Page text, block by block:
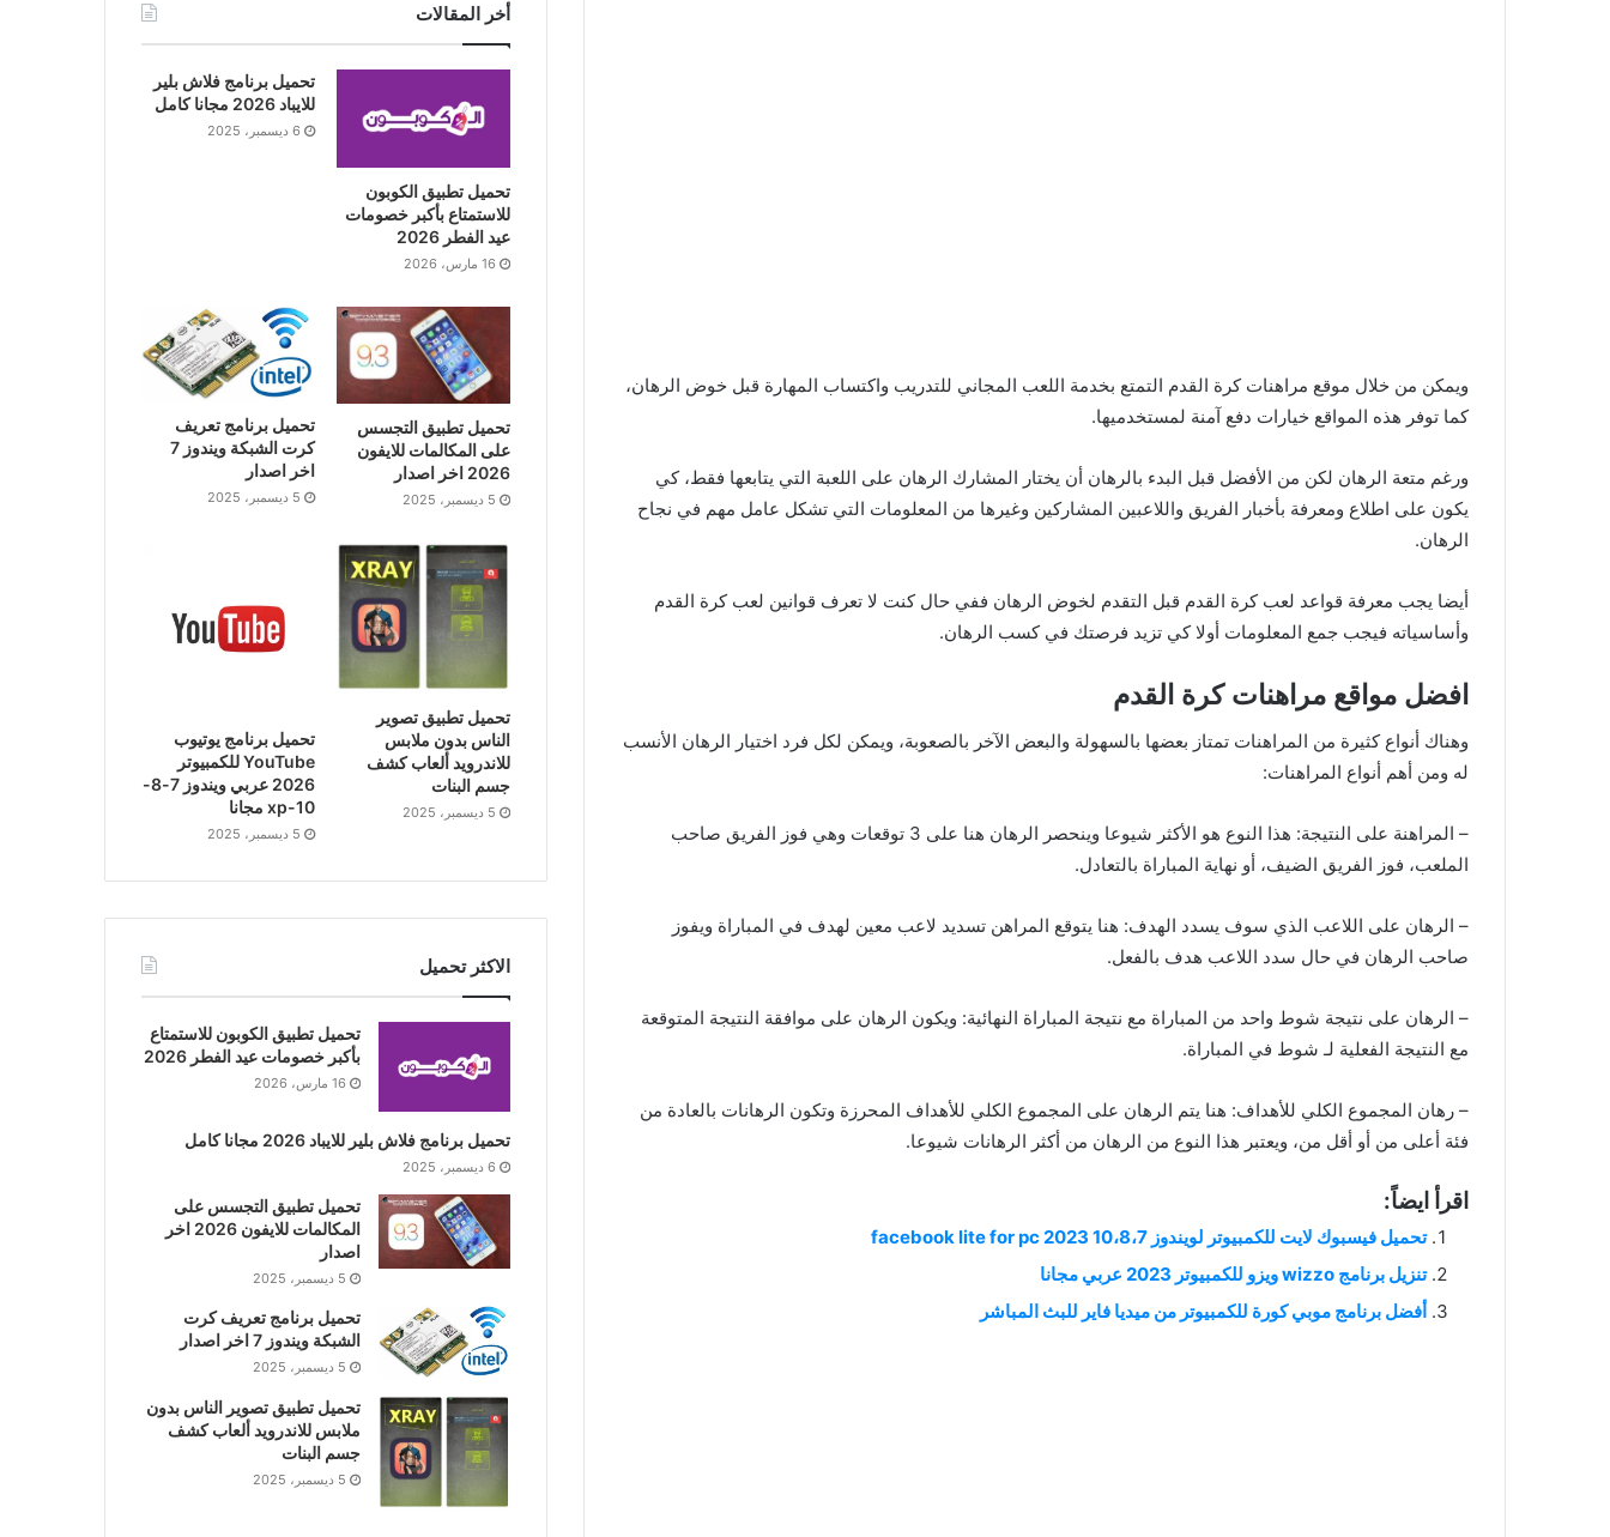
ويمكن من خلال موقع مراهنات كرة القدم التمتع بخدمة اللعب المجاني للتدريب واكتساب المهارة قبل خوض الرهان،
كما توفر هذه المواقع خيارات دفع آمنة لمستخدميها.
ورغم متعة الرهان لكن من الأفضل قبل البدء بالرهان أن يختار المشارك الرهان على اللعبة التي يتابعها فقط، كي
يكون على اطلاع ومعرفة بأخبار الفريق واللاعبين المشاركين وغيرها من المعلومات التي تشكل عامل مهم في نجاح
الرهان.
أيضا يجب معرفة قواعد لعب كرة القدم قبل التقدم لخوض الرهان ففي حال كنت لا تعرف قوانين لعب كرة القدم
وأساسياته فيجب جمع المعلومات أولا كي تزيد فرصتك في كسب الرهان.
افضل مواقع مراهنات كرة القدم
وهناك أنواع كثيرة من المراهنات تمتاز بعضها بالسهولة والبعض الآخر بالصعوبة، ويمكن لكل فرد اختيار الرهان الأنسب
له ومن أهم أنواع المراهنات:
– المراهنة على النتيجة: هذا النوع هو الأكثر شيوعا وينحصر الرهان هنا على 3 توقعات وهي فوز الفريق صاحب
الملعب، فوز الفريق الضيف، أو نهاية المباراة بالتعادل.
– الرهان على اللاعب الذي سوف يسدد الهدف: هنا يتوقع المراهن تسديد لاعب معين لهدف في المباراة ويفوز
صاحب الرهان في حال سدد اللاعب هدف بالفعل.
– الرهان على نتيجة شوط واحد من المباراة مع نتيجة المباراة النهائية: ويكون الرهان على موافقة النتيجة المتوقعة
مع النتيجة الفعلية لـ شوط في المباراة.
– رهان المجموع الكلي للأهداف: هنا يتم الرهان على المجموع الكلي للأهداف المحرزة وتكون الرهانات بالعادة من
فئة أعلى من أو أقل من، ويعتبر هذا النوع من الرهان من أكثر الرهانات شيوعا.
اقرأ ايضاً:
تحميل فيسبوك لايت للكمبيوتر لويندوز 10،8،7 2023 facebook lite for pc
تنزيل برنامج wizzo ويزو للكمبيوتر 2023 عربي مجانا
أفضل برنامج موبي كورة للكمبيوتر من ميديا فاير للبث المباشر
أخر المقالات
تحميل تطبيق الكوبون
للاستمتاع بأكبر خصومات
عيد الفطر 2026
16 مارس، 2026
تحميل برنامج فلاش بلير
للايباد 2026 مجانا كامل
6 ديسمبر، 2025
تحميل تطبيق التجسس
على المكالمات للايفون
2026 اخر اصدار
5 ديسمبر، 2025
تحميل برنامج تعريف
كرت الشبكة ويندوز 7
اخر اصدار
5 ديسمبر، 2025
تحميل تطبيق تصوير
الناس بدون ملابس
للاندرويد ألعاب كشف
جسم البنات
5 ديسمبر، 2025
تحميل برنامج يوتيوب
YouTube للكمبيوتر
2026 عربي ويندوز 7-8-
10-xp مجانا
5 ديسمبر، 2025
الاكثر تحميل
تحميل تطبيق الكوبون للاستمتاع
بأكبر خصومات عيد الفطر 2026
16 مارس، 2026
تحميل برنامج فلاش بلير للايباد 2026 مجانا كامل
6 ديسمبر، 2025
تحميل تطبيق التجسس على
المكالمات للايفون 2026 اخر
اصدار
5 ديسمبر، 2025
تحميل برنامج تعريف كرت
الشبكة ويندوز 7 اخر اصدار
5 ديسمبر، 2025
تحميل تطبيق تصوير الناس بدون
ملابس للاندرويد ألعاب كشف
جسم البنات
5 ديسمبر، 2025